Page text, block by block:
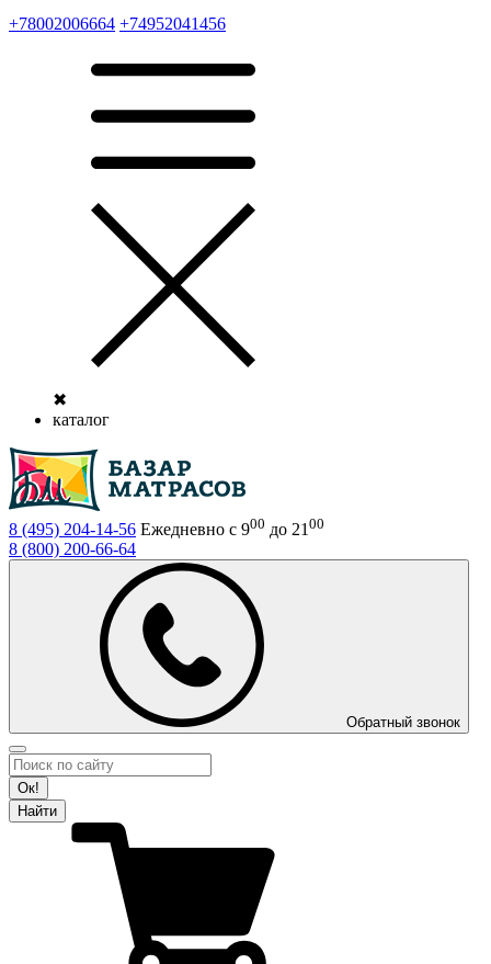
+78002006664 +74952041456
✖
каталог
8 (495) 204-14-56 Ежедневно с 900 до 21 00
8 (800) 200-66-64
Обратный звонок
Ок!
Найти